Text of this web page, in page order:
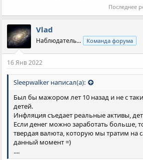
Последнее
Vlad
Наблюдатель... Команда форума
16 Янв 2022
Sleepwalker написал(а):
Был бы мажором лет 10 назад и не с
детей.
Инфляция съедает реальные активы,
Если денег можно заработать больше,
твердая валюта, которую мы тратим на
данный момент =)
....